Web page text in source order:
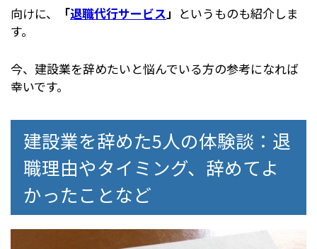
向けに、 「退職代行サービス 」 というものも紹介しま
す。
今、建設業を辞めたいと悩んでいる方の参考になれば
幸いです。
建設業を辞めた5人の体験談：退
職理由やタイミング、辞めてよ
かったことなど